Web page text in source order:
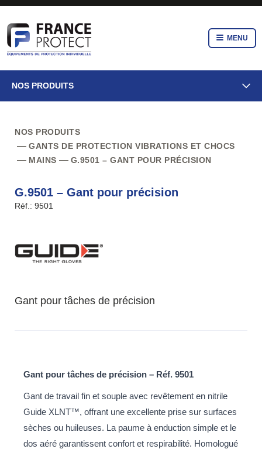
MENU
NOS PRODUITS
NOS PRODUITS
GANTS DE PROTECTION VIBRATIONS ET CHOCS
MAINS
G.9501 – GANT POUR PRÉCISION
G.9501 – Gant pour précision
Réf.: 9501
Gant pour tâches de précision
Gant pour tâches de précision – Réf. 9501
Gant de travail fin et souple avec revêtement en nitrile
Guide XLNT™, offrant une excellente prise sur surfaces
sèches ou huileuses. La paume à enduction simple et le
dos aéré garantissent confort et respirabilité. Homologué